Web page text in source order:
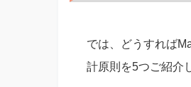
では、どうすれば
計原則を5つご紹介